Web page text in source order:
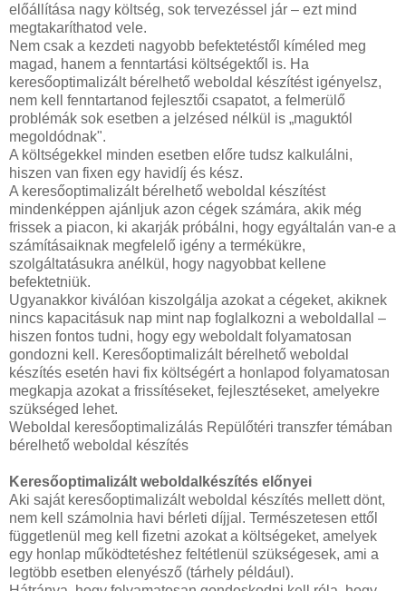
előállítása nagy költség, sok tervezéssel jár – ezt mind
megtakaríthatod vele.
Nem csak a kezdeti nagyobb befektetéstől kíméled meg
magad, hanem a fenntartási költségektől is. Ha
keresőoptimalizált bérelhető weboldal készítést igényelsz,
nem kell fenntartanod fejlesztői csapatot, a felmerülő
problémák sok esetben a jelzésed nélkül is „maguktól
megoldódnak".
A költségekkel minden esetben előre tudsz kalkulálni,
hiszen van fixen egy havidíj és kész.
A keresőoptimalizált bérelhető weboldal készítést
mindenképpen ajánljuk azon cégek számára, akik még
frissek a piacon, ki akarják próbálni, hogy egyáltalán van-e a
számításaiknak megfelelő igény a termékükre,
szolgáltatásukra anélkül, hogy nagyobbat kellene
befektetniük.
Ugyanakkor kiválóan kiszolgálja azokat a cégeket, akiknek
nincs kapacitásuk nap mint nap foglalkozni a weboldallal –
hiszen fontos tudni, hogy egy weboldalt folyamatosan
gondozni kell. Keresőoptimalizált bérelhető weboldal
készítés esetén havi fix költségért a honlapod folyamatosan
megkapja azokat a frissítéseket, fejlesztéseket, amelyekre
szükséged lehet.
Weboldal keresőoptimalizálás Repülőtéri transzfer témában
bérelhető weboldal készítés
Keresőoptimalizált weboldalkészítés előnyei
Aki saját keresőoptimalizált weboldal készítés mellett dönt,
nem kell számolnia havi bérleti díjjal. Természetesen ettől
függetlenül meg kell fizetni azokat a költségeket, amelyek
egy honlap működtetéshez feltétlenül szükségesek, ami a
legtöbb esetben elenyésző (tárhely például).